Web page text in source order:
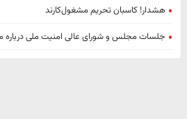
هشدار! کاسبان تحریم مشغول‌کارند
جلسات مجلس و شورای عالی امنیت ملی درباره